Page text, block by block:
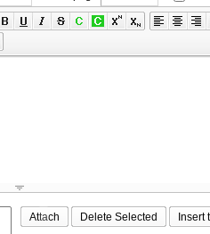
Attach Delete Selected
Insert